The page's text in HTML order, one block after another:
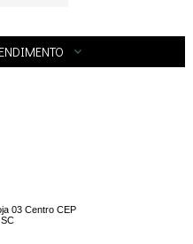
03 Centro CEP